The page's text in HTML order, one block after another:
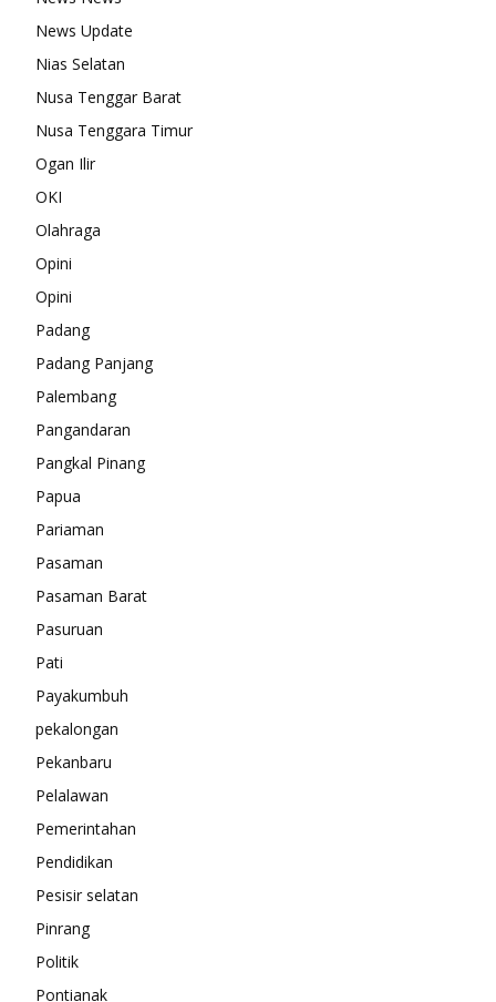
News Update
Nias Selatan
Nusa Tenggar Barat
Nusa Tenggara Timur
Ogan Ilir
OKI
Olahraga
Opini
Opini
Padang
Padang Panjang
Palembang
Pangandaran
Pangkal Pinang
Papua
Pariaman
Pasaman
Pasaman Barat
Pasuruan
Pati
Payakumbuh
pekalongan
Pekanbaru
Pelalawan
Pemerintahan
Pendidikan
Pesisir selatan
Pinrang
Politik
Pontianak